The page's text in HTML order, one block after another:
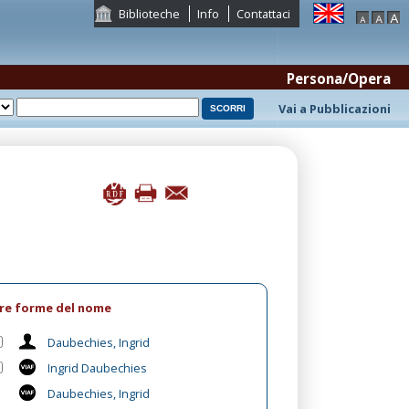
Biblioteche Info Contattaci
Persona/Opera
Vai a Pubblicazioni
forme del nome
Daubechies, Ingrid
Ingrid Daubechies
Daubechies, Ingrid